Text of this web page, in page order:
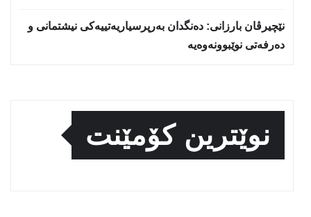
نێچيرڤان بارزانى: دەنگدان بەرپرسیاريه‌تییەکی نیشتمانى و
دەرفەتی نوێبوونەوەیە
نوێترین کۆمێنت